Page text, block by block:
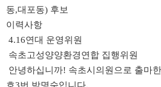
동,대포동) 후보
이력사항
4.16연대 운영위원
속초고성양양환경연합 집행위원
안녕하십니까! 속초시의원으로 출마